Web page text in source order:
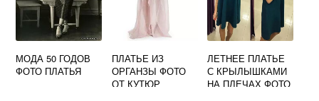
МОДА 50 ГОДОВ
ФОТО ПЛАТЬЯ
ПЛАТЬЕ ИЗ
ОРГАНЗЫ ФОТО
ОТ КУТЮР
ЛЕТНЕЕ ПЛАТЬЕ
С КРЫЛЫШКАМИ
НА ПЛЕЧАХ ФОТО